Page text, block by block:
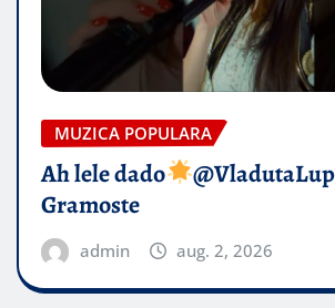
MUZICA POPULARA
Ah lele dado​
Gramoste
admin aug. 2, 2026